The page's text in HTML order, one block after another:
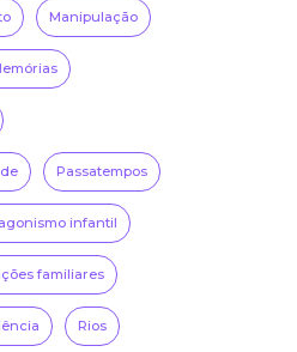
Manipulação
Passatempos
infantil
familiares
Rios